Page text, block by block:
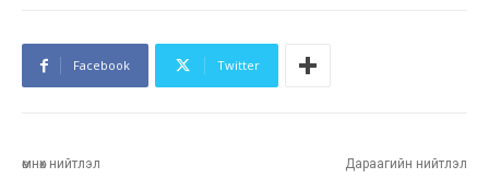
Facebook Twitter
өмнөх нийтлэл Дараагийн нийтлэл